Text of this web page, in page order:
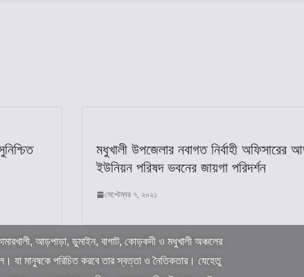
মধুখালী উপজেলার নবাগত নির্বাহী অফিসারের
ইউনিয়ন পরিষদ ভবনের জায়গা পরিদর্শন
সেপ্টেম্বর ৭, ২০২১
আড়পাড়া, ডুমাইন, বাগাট, কোড়কদী ও মধুখালী অঞ্চলের
যা মানুষকে পরিচিত করবে তার স্বত্তা ও নৈতিকতার। যেহেতু